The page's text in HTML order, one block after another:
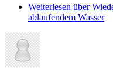
Weiterlesen über
ablaufendem Wasser